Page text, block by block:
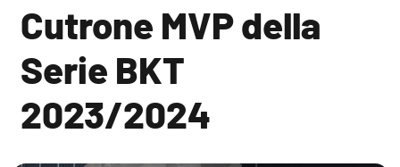
Cutrone MVP della
Serie BKT
2023/2024